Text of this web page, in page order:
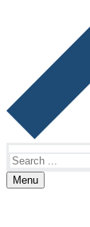
for:
Menu